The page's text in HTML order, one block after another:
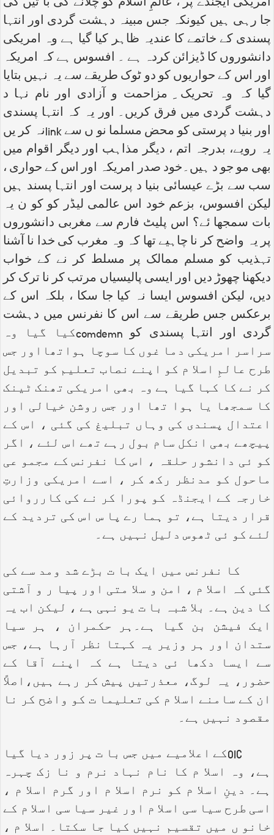
امریکی ایجنڈے پر ، عالمِ اسلام کو چلانے کی با تیں کی
جا رہی ہیں کیونکہ جس مبینہ دہشت گردی اور انتہا
پسندی کے خاتمے کا عندیہ ظاہر کیا گیا ہے وہ امریکی
دانشوروں کا ڈیزائن کردہ ہے ۔ افسوس ہے کہ امریکہ
اور اس کے حواریوں کو دو ٹوک طریقے سے یہ نہیں بتایا
گیا کہ وہ تحریک ِ مزاحمت و آزادی اور نام نہا د
دہشت گردی میں فرق کریں۔ اور یہ کہ انتہا پسندی
اور بنیا د پرستی کو محض مسلما نو ں سےlinkنہ کر یں
یہ رویے، بدرجہ اتم ، دیگر مذاہب اور دیگر اقوام میں
بھی مو جو د ہیں۔خود صدر امریکہ اور اس کے حواری ،
سب سے بڑے عیسائی بنیا د پرست اور انتہا پسند ہیں
لیکن افسوس، بزعم خود اس عالمی لیڈر کو کو ن یہ
بات سمجھا ئے؟ اس پلیٹ فارم سے مغربی دانشوروں
پر یہ واضح کر نا چاہیے تھا کہ وہ مغرب کی خدا نا آشنا
تہذیب کو مسلم ممالک پر مسلط کر نے کے خواب
دیکھنا چھوڑ دیں اور ایسی پالیسیاں مرتب کر نا ترک کر
دیں، لیکن افسوس ایسا نہ کیا جا سکا ، بلکہ اس کے
برعکس جس طریقے سے اس کا نفرنس میں دہشت
گردی اور انتہا پسندی کو comdemnکیا گیا وہ
سراسر امریکی دما غوں کا سوچا ہواتھااور جس
طرح عالمِ اسلا م کو اپنے نصاب تعلیم کو تبدیل
کر نے کا کہا گیا ہے وہ بھی امریکی تھنک ٹینک
کا سمجھا یا ہوا تھا اور جس روشن خیالی اور
اعتدال پسندی کی وہاں تبلیغ کی گئی ، اس کے
پیچھے بھی انکل سام بول رہے تھے اس لئے ، اگر
کو ئی دانشور حلقہ ، اس کا نفرنس کے مجمو عی
ماحول کو مدنظر رکھ کر ، اسے امریکی وزارتِ
خارجہ کے ایجنڈہ کو پورا کر نے کی کارروائی
قرار دیتا ہے، تو ہما رے پا س اس کی تردید کے
لئے کو ئی ٹھوس دلیل نہیں ہے۔
کا نفرنس میں ایک با ت بڑے شد ومد سے کی
گئی کہ اسلا م ، امن و سلا متی اور پیا ر و آشتی
کا دین ہے۔ بلا شبہ با ت یو نہی ہے ، لیکن اب یہ
ایک فیشن بن گیا ہے۔ہر حکمران ، ہر سیا
ستدان اور ہر وزیر یہ کہتا نظر آرہا ہے، جس
سے ایسا دکھا ئی دیتا ہے کہ اپنے آقا کے
حضور، یہ لوگ، معذرتیں پیش کر رہے ہیں،اصلاً
ان کے سامنے اسلا م کی تعلیما ت کو واضح کر نا
مقصود نہیں ہے۔
OICکے اعلامیے میں جس با ت پر زور دیا گیا
ہے، وہ اسلا م کا نام نہاد نرم و نا زک چہرہ
ہے۔ دینِ اسلا م کو نرم اسلا م اور گرم اسلا م ،
اسی طرح سیا سی اسلا م اور غیر سیا سی اسلا م کے
خانو ں میں تقسیم نہیں کیا جا سکتا۔ اسلا م ،